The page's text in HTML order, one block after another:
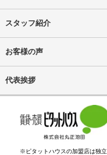
スタッフ紹介
お客様の声
代表挨拶
※ピタットハウスの加盟店は独